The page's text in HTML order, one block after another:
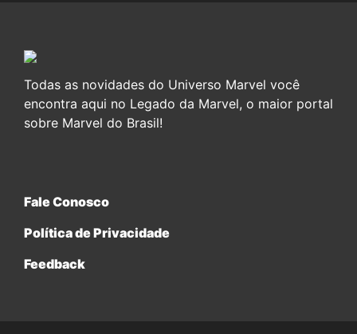
Todas as novidades do Universo Marvel você
encontra aqui no Legado da Marvel, o maior portal
sobre Marvel do Brasil!
Fale Conosco
Política de Privacidade
Feedback